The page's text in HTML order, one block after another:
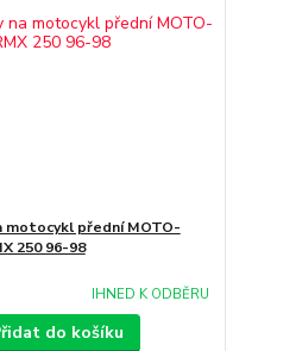
motocykl přední MOTO-
250 96-98
IHNED K ODBĚRU
do košíku